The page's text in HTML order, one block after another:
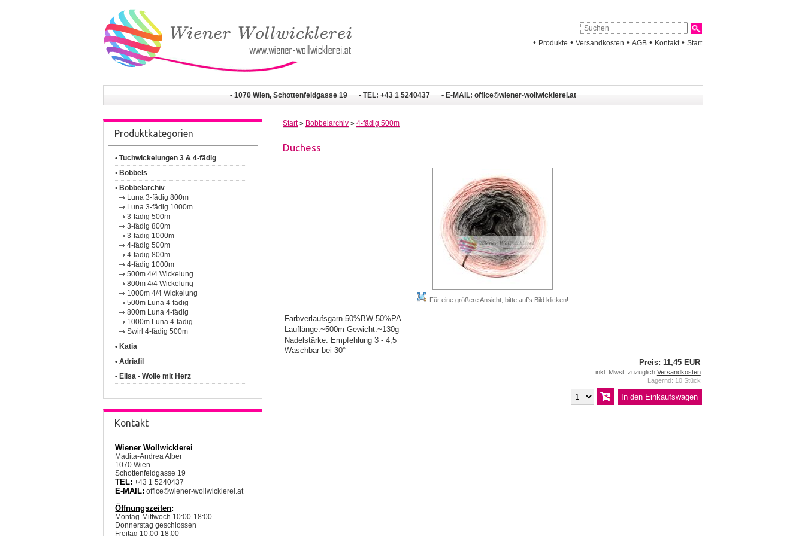
• Produkte • Versandkosten • AGB • Kontakt • Start
• 1070 Wien, Schottenfeldgasse 19 • TEL: +43 1 5240437 • E-MAIL:office©wiener-wollwicklerei.at
Produktkategorien
• Tuchwickelungen 3 & 4-fädig
• Bobbels
• Bobbelarchiv
Luna 3-fädig 800m
Luna 3-fädig 1000m
3-fädig 500m
3-fädig 800m
3-fädig 1000m
4-fädig 500m
4-fädig 800m
4-fädig 1000m
500m 4/4 Wickelung
800m 4/4 Wickelung
1000m 4/4 Wickelung
500m Luna 4-fädig
800m Luna 4-fädig
1000m Luna 4-fädig
Swirl 4-fädig 500m
• Katia
• Adriafil
• Elisa - Wolle mit Herz
Kontakt
Wiener Wollwicklerei
Madita-Andrea Alber
1070 Wien
Schottenfeldgasse 19
TEL: +43 1 5240437
E-MAIL: office©wiener-wollwicklerei.at
Öffnungszeiten:
Montag-Mittwoch 10:00-18:00
Donnerstag geschlossen
Freitag 10:00-18:00
Start» Bobbelarchiv » 4-fädig 500m
Duchess
Für eine größere Ansicht, bitte auf's Bild klicken!
Farbverlaufsgarn 50%BW 50%PA
Lauflänge:~500m Gewicht:~130g
Nadelstärke: Empfehlung 3 - 4,5
Waschbar bei 30°
Preis: 11,45 EUR
inkl. Mwst. zuzüglich Versandkosten
Lagernd: 10 Stück